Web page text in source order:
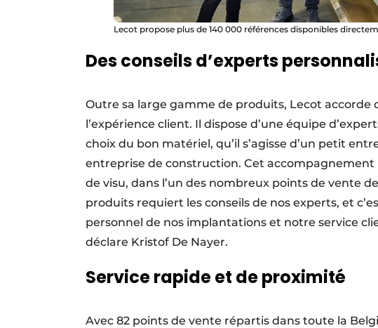
Lecot propose plus de 140 000 références disponibles
Des conseils d’experts
Outre sa large gamme de produits, Lecot accorde
l’expérience client. Il dispose d’une équipe
choix du bon matériel, qu’il s’agisse d’un petit
entreprise de construction. Cet
de visu, dans l’un des nombreux points de vente
produits requiert les conseils de nos experts, et
personnel de nos implantations et notre service
déclare Kristof De Nayer.
Service rapide et de proximité
Avec 82 points de vente répartis dans toute la